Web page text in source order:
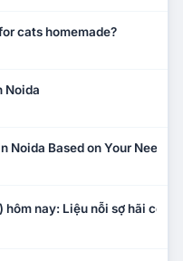
cats homemade?
Noida
Based on Your Needs
hôm nay: Liệu nỗi sợ hãi có